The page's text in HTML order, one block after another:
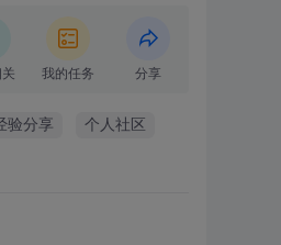
我的任务 分享
验分享 个人社区